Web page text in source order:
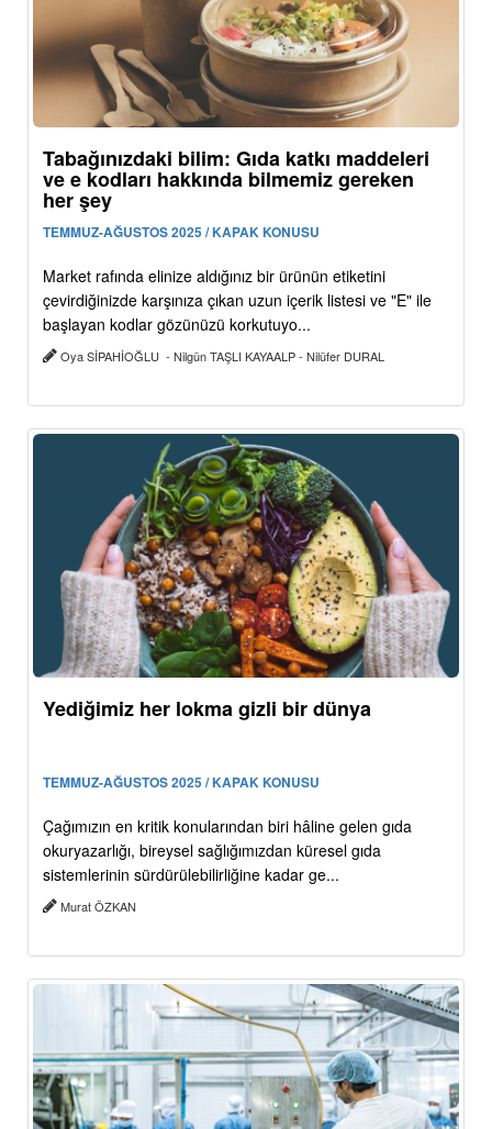
Tabağınızdaki bilim: Gıda katkı maddeleri
ve e kodları hakkında bilmemiz gereken
her şey
TEMMUZ-AĞUSTOS 2025 / KAPAK KONUSU
Market rafında elinize aldığınız bir ürünün etiketini
çevirdiğinizde karşınıza çıkan uzun içerik listesi ve "E" ile
başlayan kodlar gözünüzü korkutuyo...
Oya SİPAHİOĞLU - Nilgün TAŞLI KAYAALP - Nilüfer DURAL
Yediğimiz her lokma gizli bir dünya
TEMMUZ-AĞUSTOS 2025 / KAPAK KONUSU
Çağımızın en kritik konularından biri hâline gelen gıda
okuryazarlığı, bireysel sağlığımızdan küresel gıda
sistemlerinin sürdürülebilirliğine kadar ge...
Murat ÖZKAN